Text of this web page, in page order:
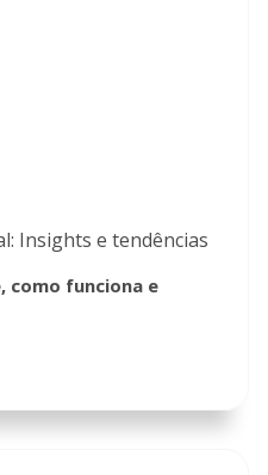
Insights e tendências
como funciona e